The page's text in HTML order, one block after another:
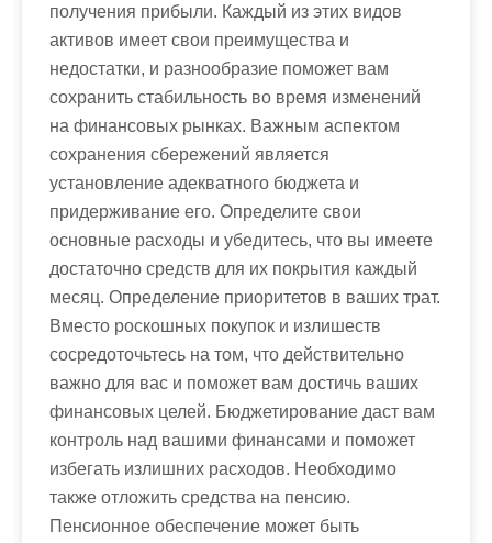
получения прибыли. Каждый из этих видов
активов имеет свои преимущества и
недостатки, и разнообразие поможет вам
сохранить стабильность во время изменений
на финансовых рынках. Важным аспектом
сохранения сбережений является
установление адекватного бюджета и
придерживание его. Определите свои
основные расходы и убедитесь, что вы имеете
достаточно средств для их покрытия каждый
месяц. Определение приоритетов в ваших трат.
Вместо роскошных покупок и излишеств
сосредоточьтесь на том, что действительно
важно для вас и поможет вам достичь ваших
финансовых целей. Бюджетирование даст вам
контроль над вашими финансами и поможет
избегать излишних расходов. Необходимо
также отложить средства на пенсию.
Пенсионное обеспечение может быть